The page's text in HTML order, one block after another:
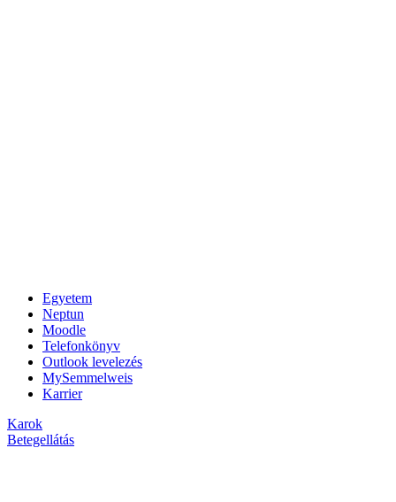
Egyetem
Neptun
Moodle
Telefonkönyv
Outlook levelezés
MySemmelweis
Karrier
Karok
Betegellátás